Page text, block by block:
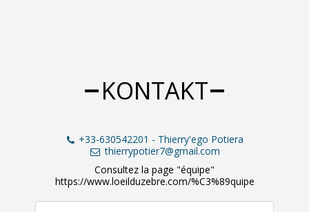
KONTAKT
+33-630542201 - Thierry'ego Potiera
thierrypotier7@gmail.com
Consultez la page "équipe"
https://www.loeilduzebre.com/%C3%89quipe